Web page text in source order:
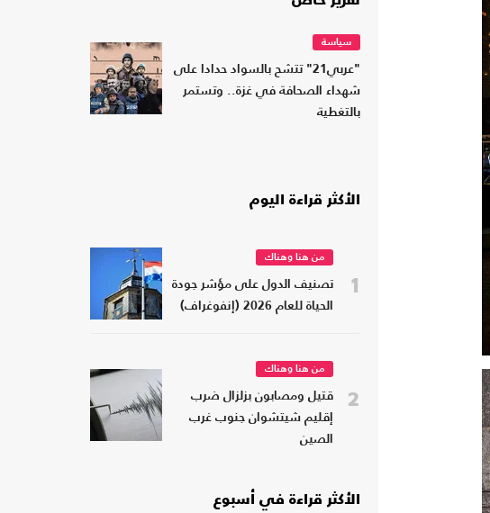
سياسة
"عربي21" تتشح بالسواد حدادا على
شهداء الصحافة في غزة.. وتستمر
بالتغطية
الأكثر قراءة اليوم
1
من هنا وهناك
تصنيف الدول على مؤشر جودة
الحياة للعام 2026 (إنفوغراف)
2
من هنا وهناك
قتيل ومصابون بزلزال ضرب
إقليم شيتشوان جنوب غرب
الصين
الأكثر قراءة في أسبوع